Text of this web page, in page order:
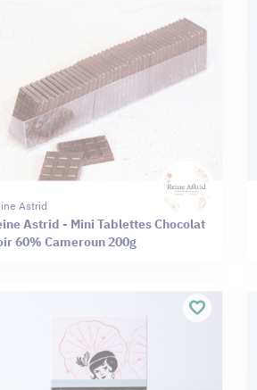
Astrid
Astrid - Mini Tablettes Chocolat
60% Cameroun 200g